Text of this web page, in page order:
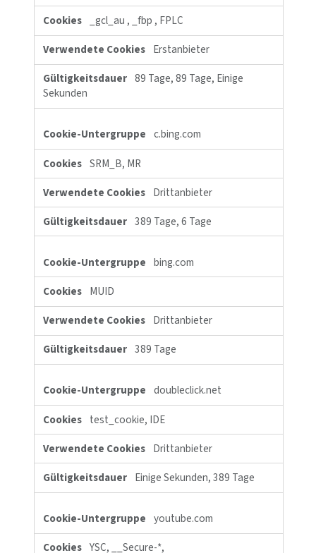
Funktionelle
Cookies
percent_scrolled
Einige Sekunden
c.clarity.ms
MR, SM, ANONCHK
Drittanbieter
Sekunden
clarity.ms
MUID
Drittanbieter
389 Tage
Cookies für Marketingzwecke